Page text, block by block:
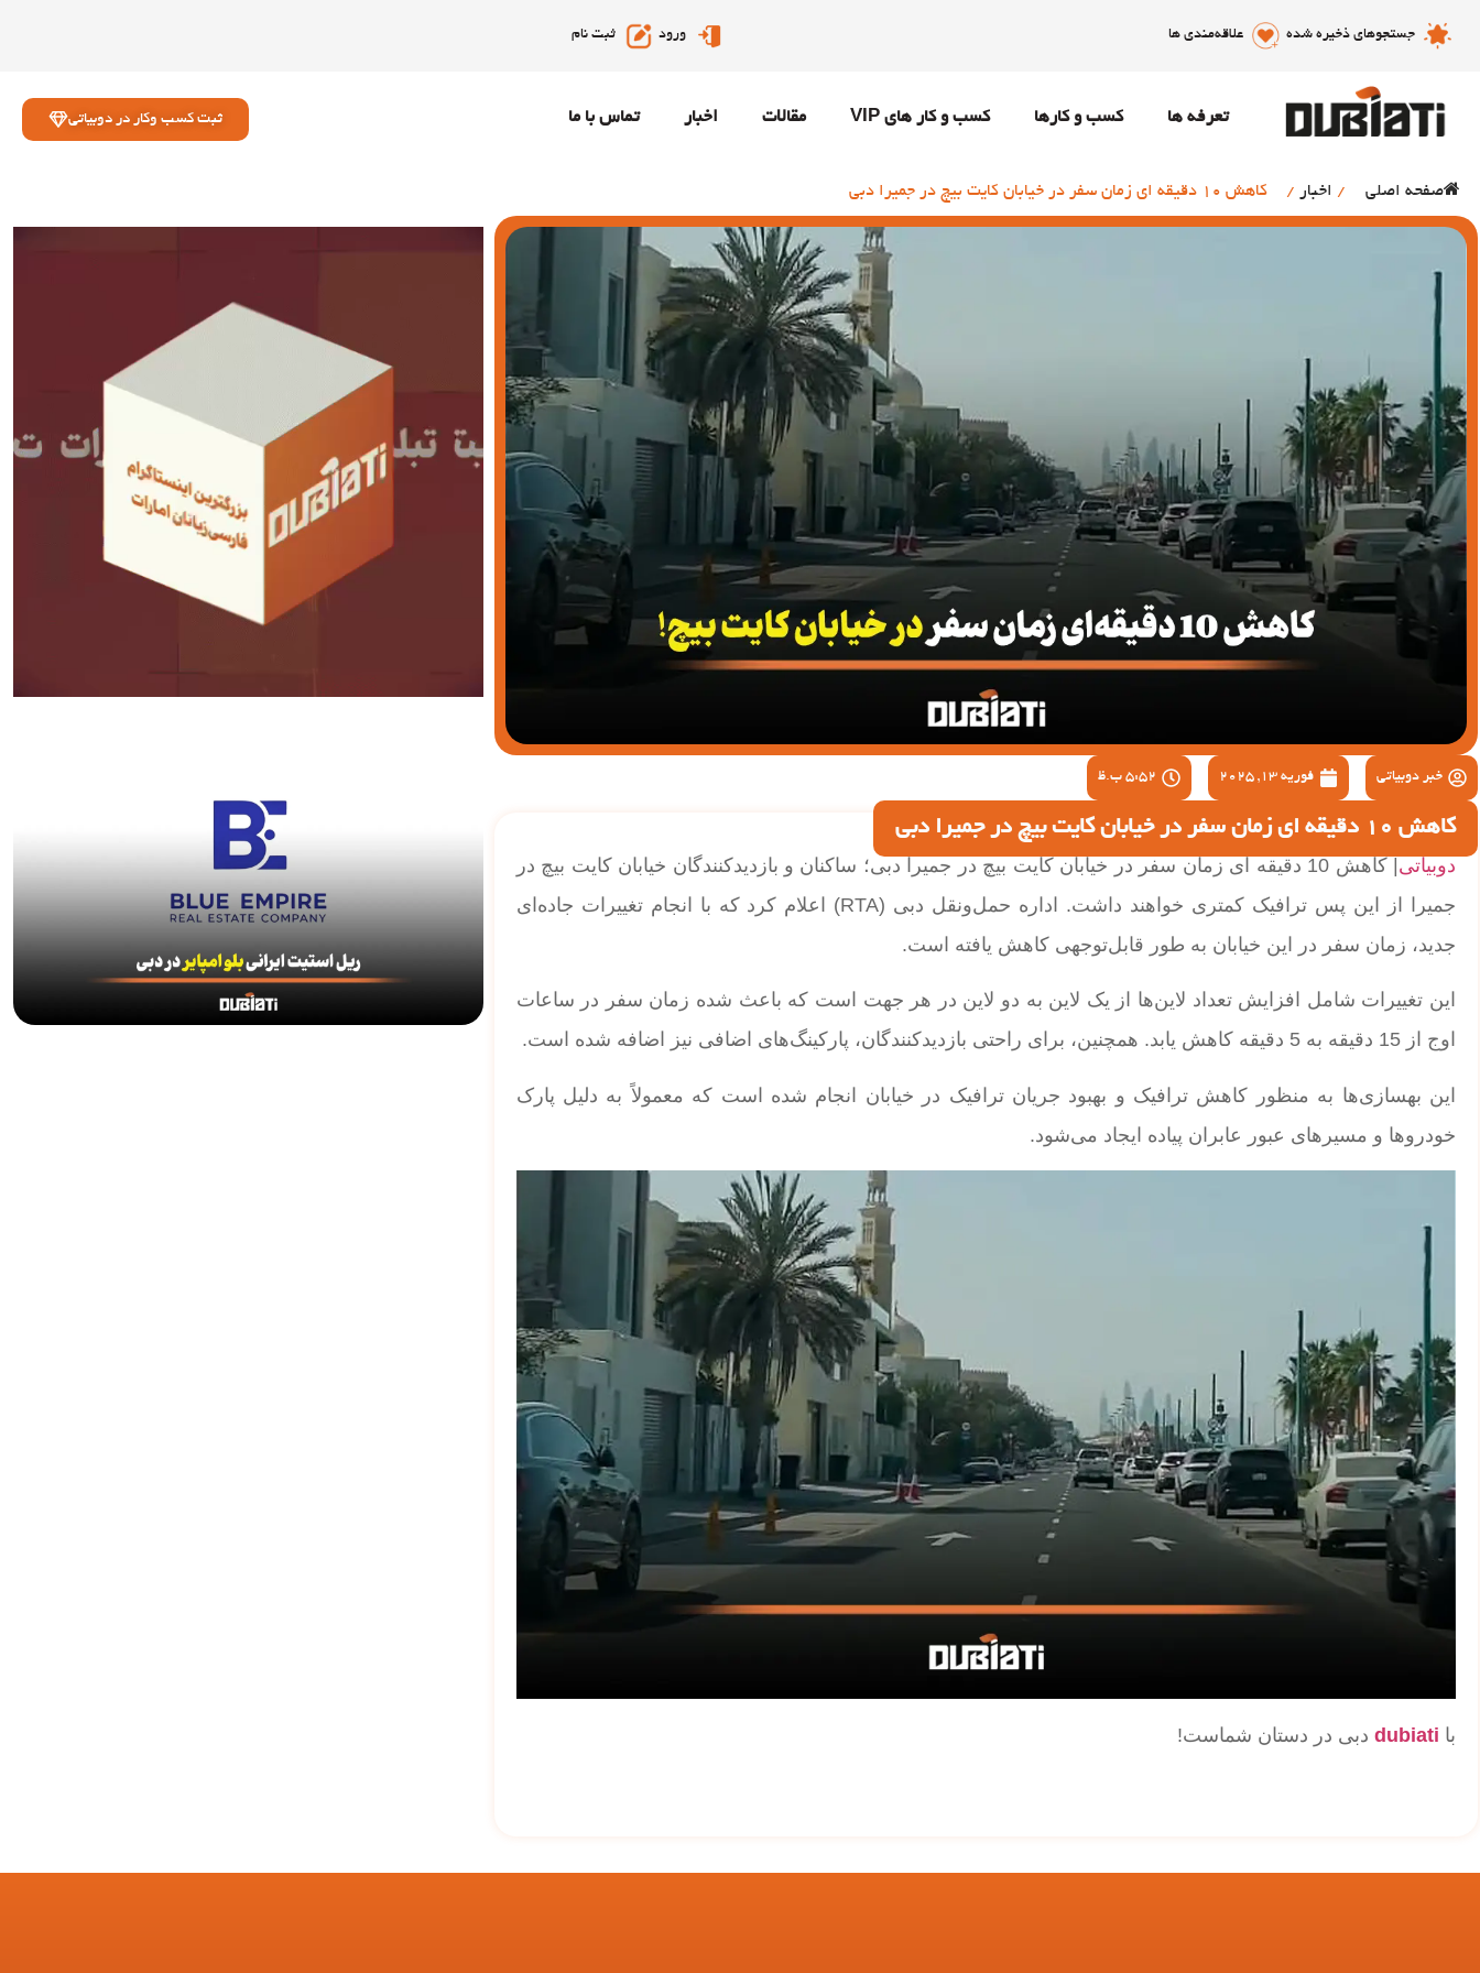
جستجوهای ذخیره شده علاقه‌مندی ها ورود ثبت نام
تعرفه ها کسب و کارها کسب و کار های VIP مقالات اخبار تماس با ما ثبت کسب وکار در دوبیاتی
صفحه اصلی / اخبار / کاهش 10 دقیقه ای زمان سفر در خیابان کایت بیچ در جمیرا دبی
خبر دوبیاتی فوریه 13, 2025 5:52 ب.ظ
کاهش 10 دقیقه ای زمان سفر در خیابان کایت بیچ در جمیرا دبی
دوبیاتی
| کاهش 10 دقیقه ای زمان سفر در خیابان کایت بیچ در جمیرا دبی؛ ساکنان و بازدیدکنندگان خیابان کایت بیچ در
جمیرا از این پس ترافیک کمتری خواهند داشت. اداره حمل‌ونقل دبی (RTA) اعلام کرد که با انجام تغییرات جاده‌ای
جدید، زمان سفر در این خیابان به طور قابل‌توجهی کاهش یافته است.
این تغییرات شامل افزایش تعداد لاین‌ها از یک لاین به دو لاین در هر جهت است که باعث شده زمان سفر در ساعات
اوج از 15 دقیقه به 5 دقیقه کاهش یابد. همچنین، برای راحتی بازدیدکنندگان، پارکینگ‌های اضافی نیز اضافه شده است.
این بهسازی‌ها به منظور کاهش ترافیک و بهبود جریان ترافیک در خیابان انجام شده است که معمولاً به دلیل پارک
خودروها و مسیرهای عبور عابران پیاده ایجاد می‌شود.
با dubiati دبی در دستان شماست!